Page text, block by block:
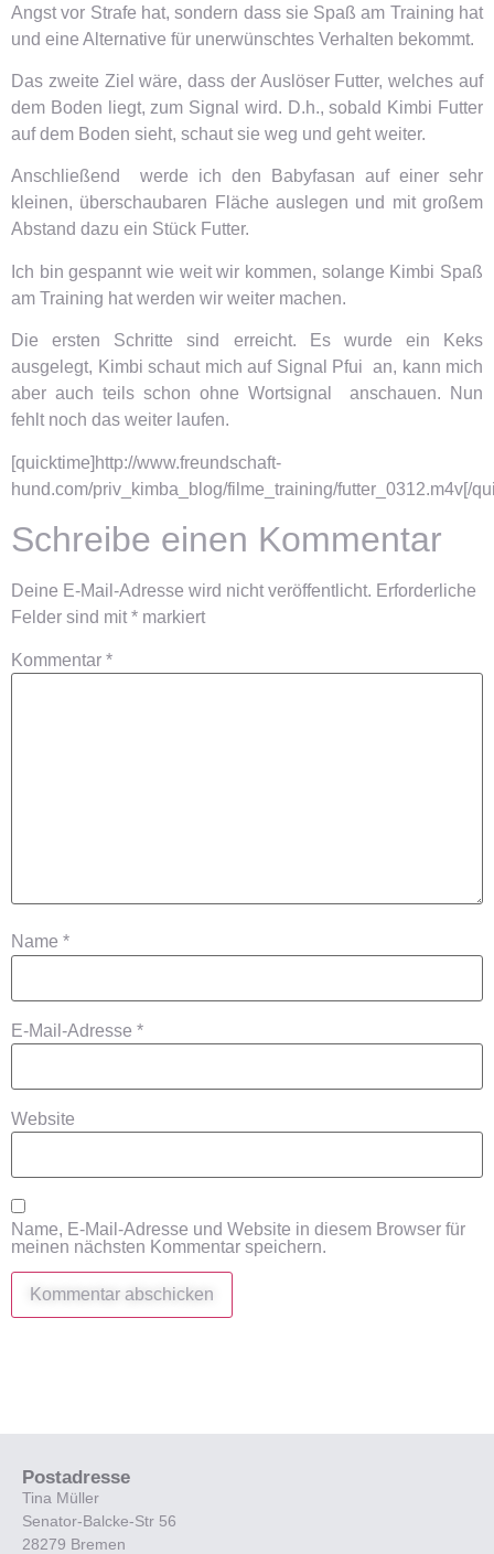
Angst vor Strafe hat, sondern dass sie Spaß am Training hat
und eine Alternative für unerwünschtes Verhalten bekommt.
Das zweite Ziel wäre, dass der Auslöser Futter, welches auf
dem Boden liegt, zum Signal wird. D.h., sobald Kimbi Futter
auf dem Boden sieht, schaut sie weg und geht weiter.
Anschließend werde ich den Babyfasan auf einer sehr
kleinen, überschaubaren Fläche auslegen und mit großem
Abstand dazu ein Stück Futter.
Ich bin gespannt wie weit wir kommen, solange Kimbi Spaß
am Training hat werden wir weiter machen.
Die ersten Schritte sind erreicht. Es wurde ein Keks
ausgelegt, Kimbi schaut mich auf Signal Pfui an, kann mich
aber auch teils schon ohne Wortsignal anschauen. Nun
fehlt noch das weiter laufen.
[quicktime]http://www.freundschaft-
hund.com/priv_kimba_blog/filme_training/futter_0312.m4v[/
Schreibe einen Kommentar
Deine E-Mail-Adresse wird nicht veröffentlicht. Erforderliche
Felder sind mit * markiert
Kommentar *
Name *
E-Mail-Adresse *
Website
Name, E-Mail-Adresse und Website in diesem Browser für
meinen nächsten Kommentar speichern.
Postadresse
Tina Müller
Senator-Balcke-Str 56
28279 Bremen